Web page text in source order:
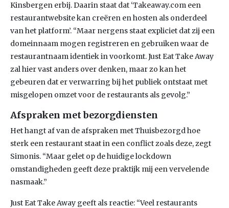
Kinsbergen erbij. Daarin staat dat ‘Takeaway.com een
restaurantwebsite kan creëren en hosten als onderdeel
van het platform’. “Maar nergens staat expliciet dat zij een
domeinnaam mogen registreren en gebruiken waar de
restaurantnaam identiek in voorkomt. Just Eat Take Away
zal hier vast anders over denken, maar zo kan het
gebeuren dat er verwarring bij het publiek ontstaat met
misgelopen omzet voor de restaurants als gevolg.”
Afspraken met bezorgdiensten
Het hangt af van de afspraken met Thuisbezorgd hoe
sterk een restaurant staat in een conflict zoals deze, zegt
Simonis. “Maar gelet op de huidige lockdown
omstandigheden geeft deze praktijk mij een vervelende
nasmaak.”
Just Eat Take Away geeft als reactie: “Veel restaurants